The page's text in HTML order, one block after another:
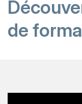
Découverte des filières
de